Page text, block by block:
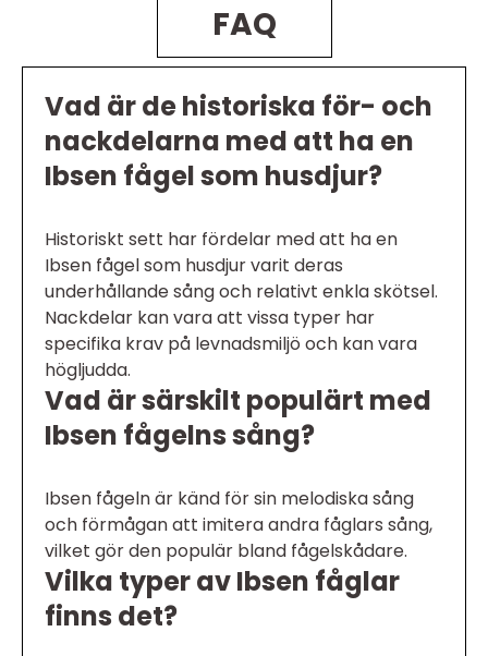
FAQ
Vad är de historiska för- och
nackdelarna med att ha en
Ibsen fågel som husdjur?
Historiskt sett har fördelar med att ha en
Ibsen fågel som husdjur varit deras
underhållande sång och relativt enkla skötsel.
Nackdelar kan vara att vissa typer har
specifika krav på levnadsmiljö och kan vara
högljudda.
Vad är särskilt populärt med
Ibsen fågelns sång?
Ibsen fågeln är känd för sin melodiska sång
och förmågan att imitera andra fåglars sång,
vilket gör den populär bland fågelskådare.
Vilka typer av Ibsen fåglar
finns det?